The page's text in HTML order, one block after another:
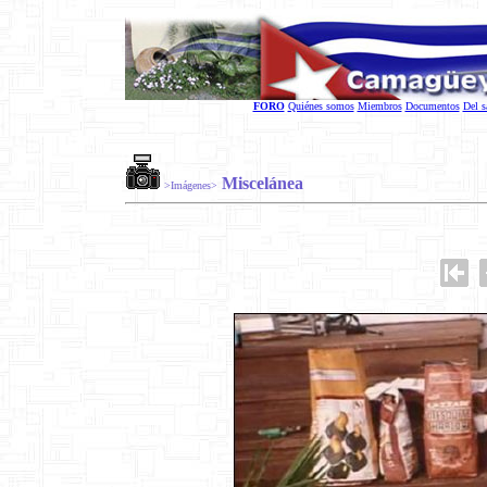
FORO Quiénes somos Miembros Documentos Del
>Imágenes> Miscelánea